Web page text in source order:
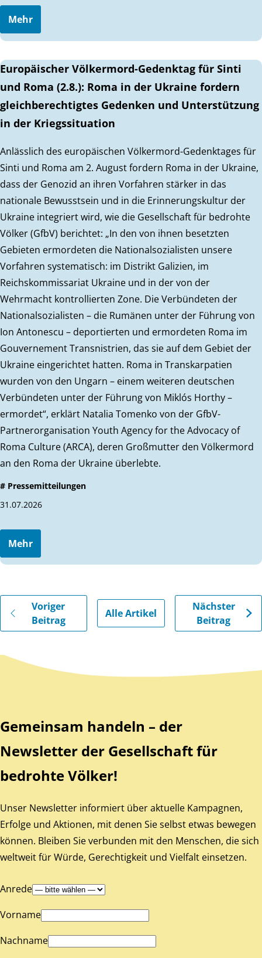
Mehr
Europäischer Völkermord-Gedenktag für Sinti
und Roma (2.8.): Roma in der Ukraine fordern
gleichberechtigtes Gedenken und Unterstützung
in der Kriegssituation
Anlässlich des europäischen Völkermord-Gedenktages für
Sinti und Roma am 2. August fordern Roma in der Ukraine,
dass der Genozid an ihren Vorfahren stärker in das
nationale Bewusstsein und in die Erinnerungskultur der
Ukraine integriert wird, wie die Gesellschaft für bedrohte
Völker (GfbV) berichtet: „In den von ihnen besetzten
Gebieten ermordeten die Nationalsozialisten unsere
Vorfahren systematisch: im Distrikt Galizien, im
Reichskommissariat Ukraine und in der von der
Wehrmacht kontrollierten Zone. Die Verbündeten der
Nationalsozialisten – die Rumänen unter der Führung von
Ion Antonescu – deportierten und ermordeten Roma im
Gouvernement Transnistrien, das sie auf dem Gebiet der
Ukraine eingerichtet hatten. Roma in Transkarpatien
wurden von den Ungarn – einem weiteren deutschen
Verbündeten unter der Führung von Miklós Horthy –
ermordet“, erklärt Natalia Tomenko von der GfbV-
Partnerorganisation Youth Agency for the Advocacy of
Roma Culture (ARCA), deren Großmutter den Völkermord
an den Roma der Ukraine überlebte.
# Pressemitteilungen
31.07.2026
Mehr
Gehe zu vorherigen oder nächsten Beiträgen
Voriger
Beitrag
Alle Artikel
Nächster
Beitrag
Zurück zum Hauptinhalt
Zurück zur Navigation
Gemeinsam handeln – der
Newsletter der Gesellschaft für
bedrohte Völker!
Unser Newsletter informiert über aktuelle Kampagnen,
Erfolge und Aktionen, mit denen Sie selbst etwas bewegen
können. Bleiben Sie verbunden mit den Menschen, die sich
weltweit für Würde, Gerechtigkeit und Vielfalt einsetzen.
Anrede
Vorname
Nachname